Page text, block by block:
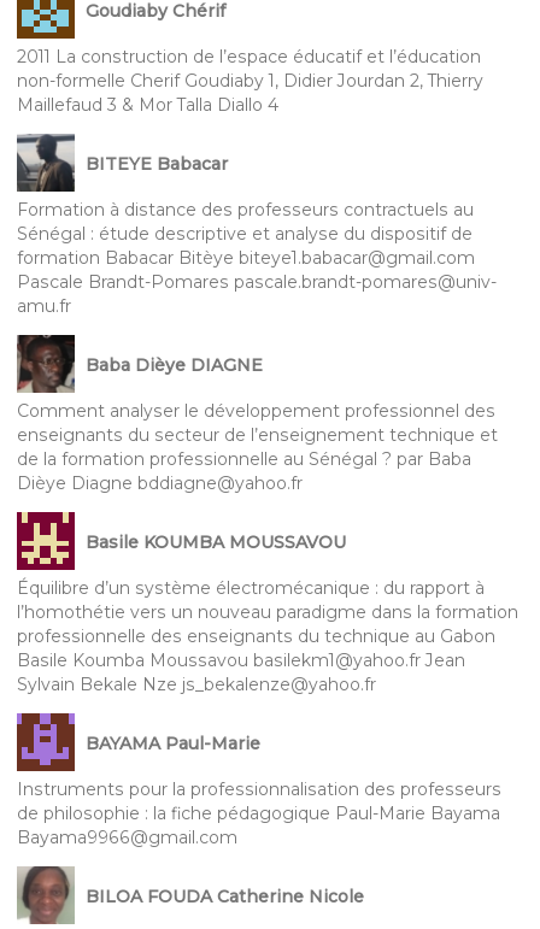
Goudiaby Chérif
2011 La construction de l’espace éducatif et l’éducation
non-formelle Cherif Goudiaby 1, Didier Jourdan 2, Thierry
Maillefaud 3 & Mor Talla Diallo 4
BITEYE Babacar
Formation à distance des professeurs contractuels au
Sénégal : étude descriptive et analyse du dispositif de
formation Babacar Bitèye biteye1.babacar@gmail.com
Pascale Brandt-Pomares pascale.brandt-pomares@univ-
amu.fr
Baba Dièye DIAGNE
Comment analyser le développement professionnel des
enseignants du secteur de l’enseignement technique et
de la formation professionnelle au Sénégal ? par Baba
Dièye Diagne bddiagne@yahoo.fr
Basile KOUMBA MOUSSAVOU
Équilibre d’un système électromécanique : du rapport à
l’homothétie vers un nouveau paradigme dans la formation
professionnelle des enseignants du technique au Gabon
Basile Koumba Moussavou basilekm1@yahoo.fr Jean
Sylvain Bekale Nze js_bekalenze@yahoo.fr
BAYAMA Paul-Marie
Instruments pour la professionnalisation des professeurs
de philosophie : la fiche pédagogique Paul-Marie Bayama
Bayama9966@gmail.com
BILOA FOUDA Catherine Nicole